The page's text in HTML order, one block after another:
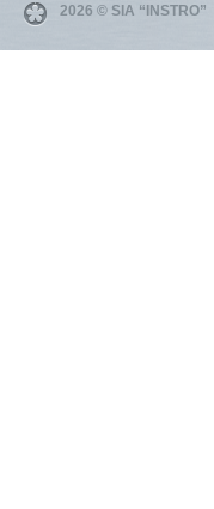
2026 © SIA “INSTRO”